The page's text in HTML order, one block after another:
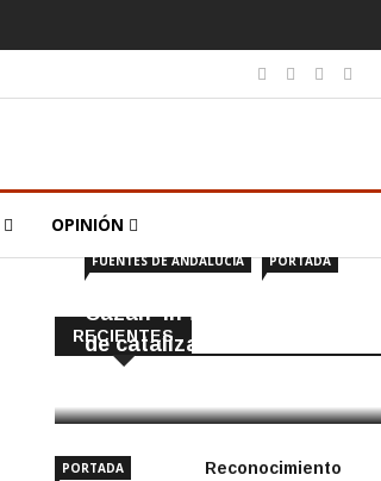
OPINIÓN
RECIENTES
FUENTES DE ANDALUCÍA PORTADA
Cazan ‘in fraganti’ a ladrones
de catalizadores
PORTADA
Reconocimiento